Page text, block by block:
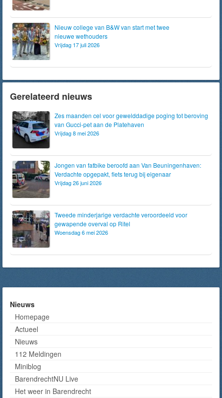
Nieuw college van B&W van start met twee
nieuwe wethouders
Vrijdag 17 juli 2026
Gerelateerd nieuws
Zes maanden cel voor gewelddadige poging tot beroving
van Gucci-pet aan de Platehaven
Vrijdag 8 mei 2026
Jongen van fatbike beroofd aan Van Beuningenhaven:
Verdachte opgepakt, fiets terug bij eigenaar
Vrijdag 26 juni 2026
Tweede minderjarige verdachte veroordeeld voor
gewapende overval op Ritel
Woensdag 6 mei 2026
Nieuws
Homepage
Actueel
Nieuws
112 Meldingen
Miniblog
BarendrechtNU Live
Het weer in Barendrecht